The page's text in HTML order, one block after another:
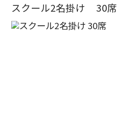
スクール2名掛け 30席